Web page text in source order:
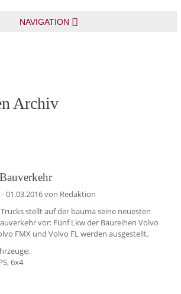
NAVIGATION
Archiv
-01.03.2016von Redaktion
stellt auf der bauma seine neuesten
vor: Fünf Lkw der Baureihen Volvo
FMX und Volvo FL werden ausgestellt.
6x4